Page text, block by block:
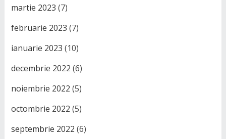
martie 2023 (7)
februarie 2023 (7)
ianuarie 2023 (10)
decembrie 2022 (6)
noiembrie 2022 (5)
octombrie 2022 (5)
septembrie 2022 (6)